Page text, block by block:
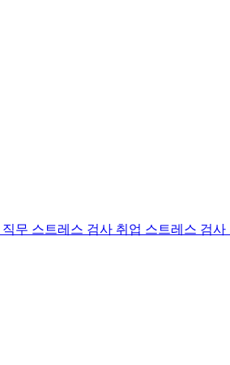
직무 스트레스 검사 취업 스트레스 검사